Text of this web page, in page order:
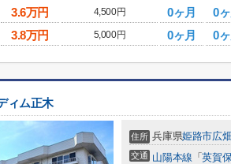
3.6万円 4,500円 0ヶ月 0ヶ
3.8万円 5,000円 0ヶ月 0ヶ
ィム正木
住所 兵庫県姫路市広
交通 山陽本線 「英賀